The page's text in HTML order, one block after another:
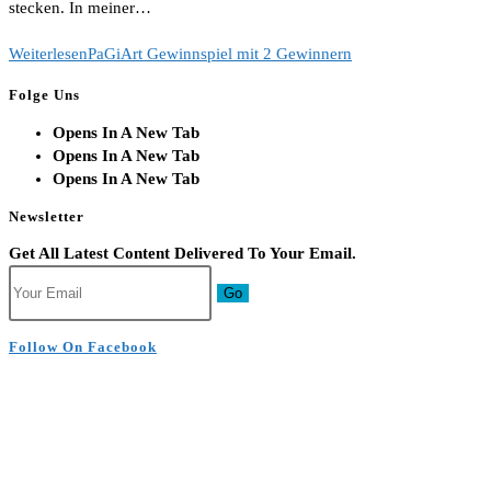
stecken. In meiner…
WeiterlesenPaGiArt Gewinnspiel mit 2 Gewinnern
Folge Uns
Opens In A New Tab
Opens In A New Tab
Opens In A New Tab
Newsletter
Get All Latest Content Delivered To Your Email.
Go
Follow On Facebook